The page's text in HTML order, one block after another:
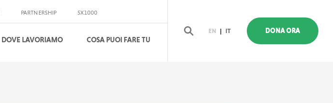
PARTNERSHIP 5X1000
DOVE LAVORIAMO COSA PUOI FARE TU
EN | IT DONA ORA